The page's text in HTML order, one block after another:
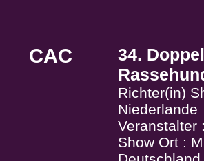
CAC
34.
Richter(in)
Niederlande
Veranstalter
Show Ort :